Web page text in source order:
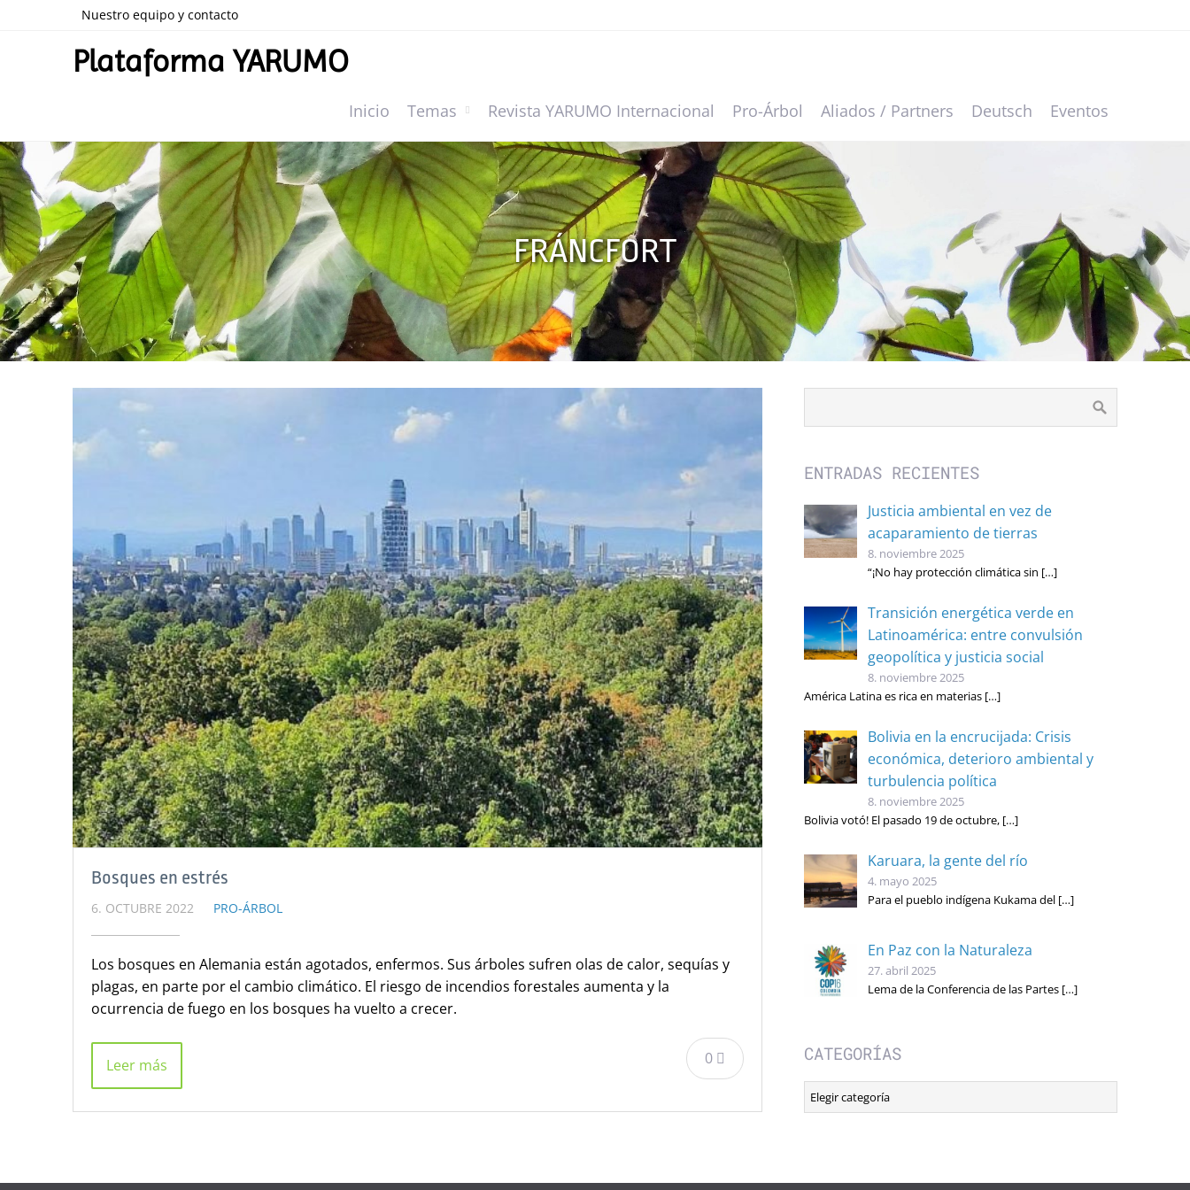
Nuestro equipo y contacto
Plataforma YARUMO
Inicio Temas Revista YARUMO Internacional Pro-Árbol Aliados / Partners Deutsch Eventos
FRÁNCFORT
Bosques en estrés
6. OCTUBRE 2022 PRO-ÁRBOL
Los bosques en Alemania están agotados, enfermos. Sus árboles sufren olas de calor, sequías y
plagas, en parte por el cambio climático. El riesgo de incendios forestales aumenta y la
ocurrencia de fuego en los bosques ha vuelto a crecer.
0
Leer más
ENTRADAS RECIENTES
Justicia ambiental en vez de
acaparamiento de tierras
8. noviembre 2025
“¡No hay protección climática sin […]
Transición energética verde en
Latinoamérica: entre convulsión
geopolítica y justicia social
8. noviembre 2025
América Latina es rica en materias […]
Bolivia en la encrucijada: Crisis
económica, deterioro ambiental y
turbulencia política
8. noviembre 2025
Bolivia votó! El pasado 19 de octubre, […]
Karuara, la gente del río
4. mayo 2025
Para el pueblo indígena Kukama del […]
En Paz con la Naturaleza
27. abril 2025
Lema de la Conferencia de las Partes […]
CATEGORÍAS
Categorías